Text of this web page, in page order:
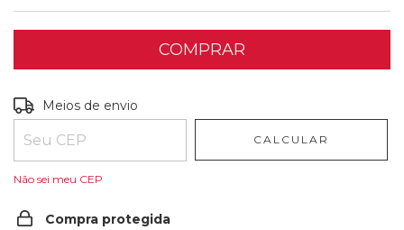
Entregas para o CEP:
Meios de envio
CALCULAR
Não sei meu CEP
Compra protegida